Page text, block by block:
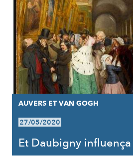
AUVERS ET VAN GOGH
27/05/2020
Et Daubigny